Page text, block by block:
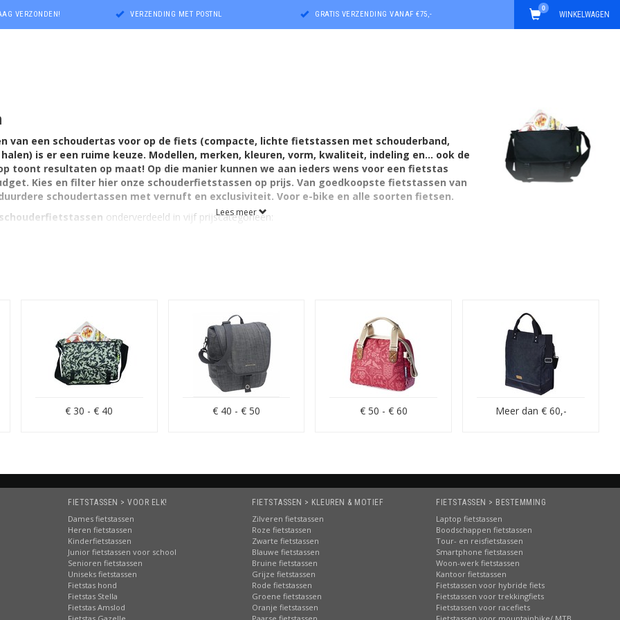
VERZONDEN! VERZENDING MET POSTNL GRATIS VERZENDING VANAF €75,- WINKELWAGEN
0
van een schoudertas voor op de fiets (compacte, lichte fietstassen met schouderband,
is er een ruime keuze. Modellen, merken, kleuren, vorm, kwaliteit, indeling en... ook de
toont resultaten op maat! Op die manier kunnen we aan ieders wens voor een fietstas
Kies en filter hier onze schouderfietstassen op prijs. Van goedkoopste fietstassen van
schoudertassen met vernuft en exclusiviteit. Voor e-bike en alle soorten fietsen.
schouderfietstassen onderverdeeld in vijf prijscategorieën:
en zie direct alle schouderfietstassen binnen de gewenste prijsrange.
online bereikbaarheid
waardering van onze klanten
merk, elk type fietstas!
Lees meer
€ 30 - € 40 € 40 - € 50 € 50 - € 60 Meer dan € 60,-
FIETSTASSEN > VOOR ELK!
Dames fietstassen
Heren fietstassen
Kinderfietstassen
Junior fietstassen voor school
Senioren fietstassen
Uniseks fietstassen
Fietstas hond
Fietstas Stella
Fietstas Amslod
FIETSTASSEN > KLEUREN & MOTIEF
Zilveren fietstassen
Roze fietstassen
Zwarte fietstassen
Blauwe fietstassen
Bruine fietstassen
Grijze fietstassen
Rode fietstassen
Groene fietstassen
Oranje fietstassen
FIETSTASSEN > BESTEMMING
Laptop fietstassen
Boodschappen fietstassen
Tour- en reisfietstassen
Smartphone fietstassen
Woon-werk fietstassen
Kantoor fietstassen
Fietstassen voor hybride fiets
Fietstassen voor trekkingfiets
Fietstassen voor racefiets